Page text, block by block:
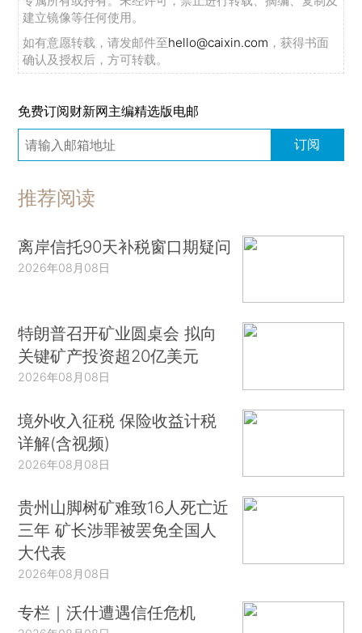
建立镜像等任何使用。
如有意愿转载，请发邮件至hello@caixin.com ，获得书面
确认及授权后，方可转载。
免费订阅财新网主编精选版电邮
订阅
推荐阅读
离岸信托90天补税窗口期疑问
2026年08月08日
特朗普召开矿业圆桌会 拟向
关键矿产投资超20亿美元
2026年08月08日
境外收入征税 保险收益计税
详解(含视频)
2026年08月08日
贵州山脚树矿难致16人死亡近
三年 矿长涉罪被罢免全国人
大代表
2026年08月08日
专栏｜沃什遭遇信任危机